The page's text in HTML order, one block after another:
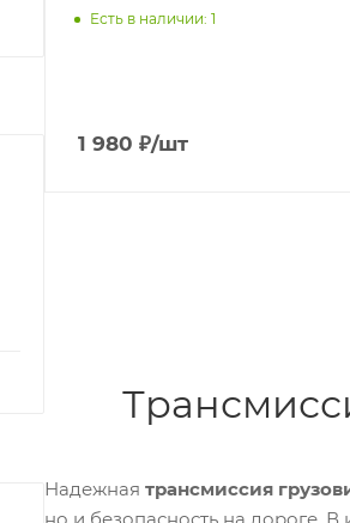
Есть в наличии: 1
1 980 ₽/шт
Надежная трансмиссия